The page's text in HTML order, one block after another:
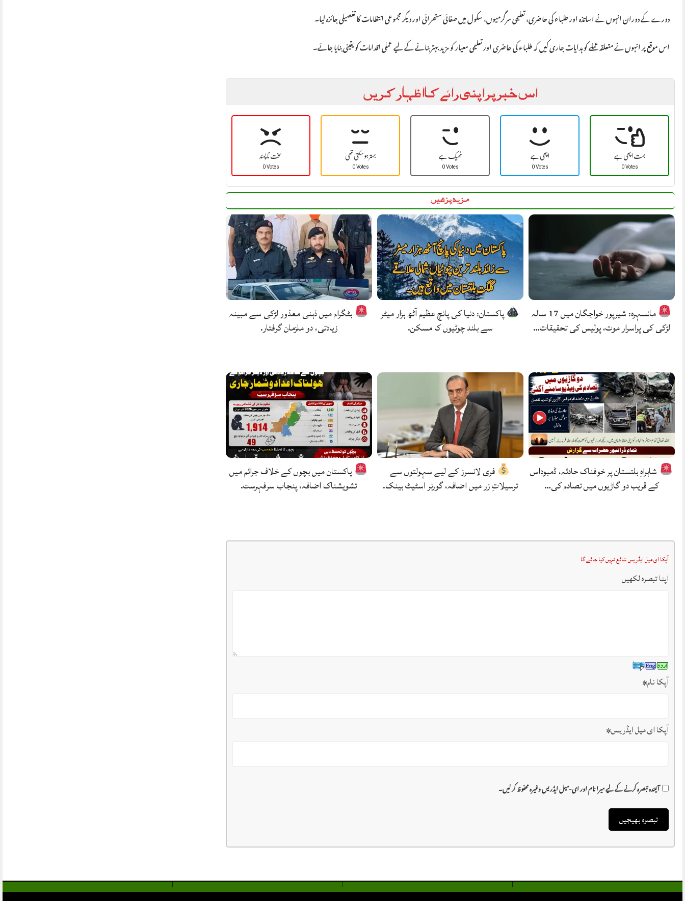
دورے کے دوران انہوں نے اساتذہ اور طلباء کی حاضری، تعلیمی سرگرمیوں، سکول میں صفائی ستھرائی اور دیگر مجموعی انتظامات کا تفصیلی جائزہ لیا۔
اس موقع پر انہوں نے متعلقہ عملے کو ہدایات جاری کیں کہ طلباء کی حاضری اور تعلیمی معیار کو مزید بہتر بنانے کے لیے عملی اقدامات کو یقینی بنایا جائے۔
اس خبر پر اپنی رائے کا اظہار کریں
سخت نا پسند
0 Votes
بہتر ہو سکتی تھی
0 Votes
ٹھیک ہے
0 Votes
اچھی ہے
0 Votes
بہت اچھی ہے
0 Votes
مزید پڑھیں
مانسہرہ: شیرپور خواجگان میں 17 سالہ
لڑکی کی پراسرار موت، پولیس کی تحقیقات…
پاکستان: دنیا کی پانچ عظیم آٹھ ہزار میٹر
سے بلند چوٹیوں کا مسکن.
بٹگرام میں ذہنی معذور لڑکی سے مبینہ
زیادتی، دو ملزمان گرفتار.
شاہراہِ بلتستان پر خوفناک حادثہ، ڈمبوداس
کے قریب دو گاڑیوں میں تصادم کی…
فری لانسرز کے لیے سہولتوں سے
ترسیلاتِ زر میں اضافہ، گورنر اسٹیٹ بینک.
پاکستان میں بچوں کے خلاف جرائم میں
تشویشناک اضافہ، پنجاب سرفہرست.
آپکا ای میل ایڈریس شائع نہیں کیا جائے گا
اپنا تبصرہ لکھیں
آپکا نام*
آپکا ای میل ایڈریس*
آئیندہ تبصرہ کرنے کے لیے میرا نام اور ای-میل ایڈریس وغیرہ محفوظ کر لیں۔